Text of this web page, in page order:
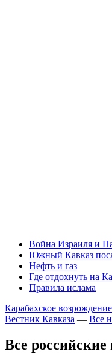
Война Израиля и
Южный Кавказ
Нефть и газ
Где отдохнуть на
Правила ислама
Карабахское возрождение
Вестник Кавказа — Все
Все